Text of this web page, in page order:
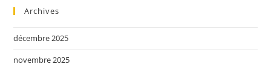
Archives
décembre 2025
novembre 2025